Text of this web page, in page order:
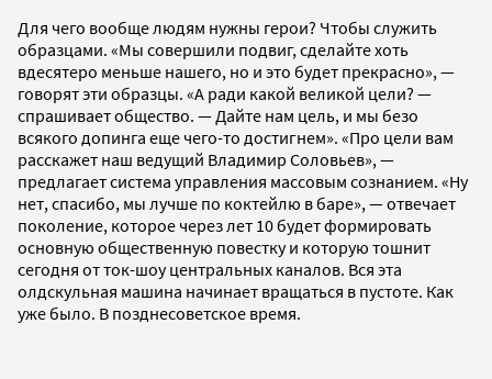
Для чего вообще людям нужны герои? Чтобы служить
образцами. «Мы совершили подвиг, сделайте хоть
вдесятеро меньше нашего, но и это будет прекрасно», —
говорят эти образцы. «А ради какой великой цели? —
спрашивает общество. — Дайте нам цель, и мы безо
всякого допинга еще чего-то достигнем». «Про цели вам
расскажет наш ведущий Владимир Соловьев», —
предлагает система управления массовым сознанием. «Ну
нет, спасибо, мы лучше по коктейлю в баре», — отвечает
поколение, которое через лет 10 будет формировать
основную общественную повестку и которую тошнит
сегодня от ток-шоу центральных каналов. Вся эта
олдскульная машина начинает вращаться в пустоте. Как
уже было. В позднесоветское время.